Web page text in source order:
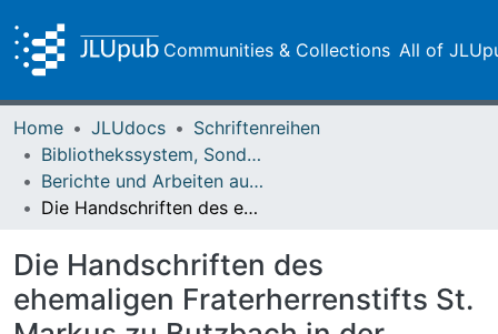
Communities & Collections All of
Home JLUdocs
Schriftenreihen
Bibliothekssystem, Sondersammlungen
Berichte und Arbeiten aus der Universitätsbibliothek und dem Universitätsarchiv Giessen
Die Handschriften des ehemaligen Fraterherrenstifts St. Markus zu Butzbach in der Universitätsbibliothek Gießen : Teil 2. Die Handschriften aus der Signaturenfolge Hs 761-Hs 1266, NF-Signaturen, Ink-Signaturen
Die Handschriften des
ehemaligen Fraterherrenstifts St.